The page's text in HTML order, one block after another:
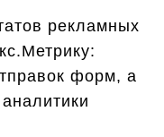
рекламных
форм, а